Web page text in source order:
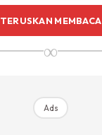
TERUSKAN MEMBACA
∞
Ads